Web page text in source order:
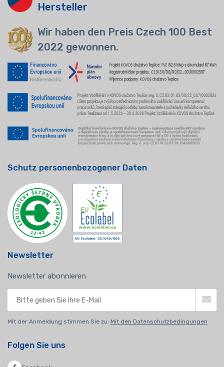
Hersteller
Wir haben den Preis Czech 100 Best
2022 gewonnen.
Schutz personenbezogener Daten
Newsletter
Newsletter abonnieren
Mit der Anmeldung stimmen Sie zu: Mit den Datenschutzbedingungen
Folgen Sie uns